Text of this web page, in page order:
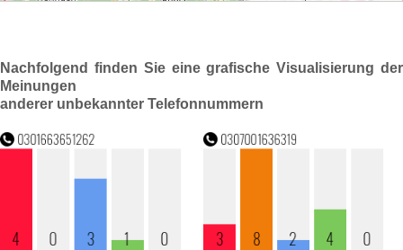
Nachfolgend finden Sie eine grafische Visualisierung der
Meinungen
anderer unbekannter Telefonnummern